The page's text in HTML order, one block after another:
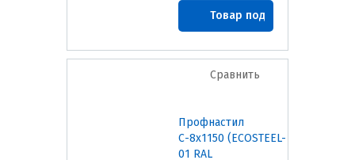
Товар под
заказ
Сравнить
Профнастил
С-8х1150 (ECOSTEEL-
01 RAL